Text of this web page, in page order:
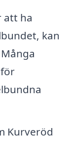
att ha
kan
Kurveröd